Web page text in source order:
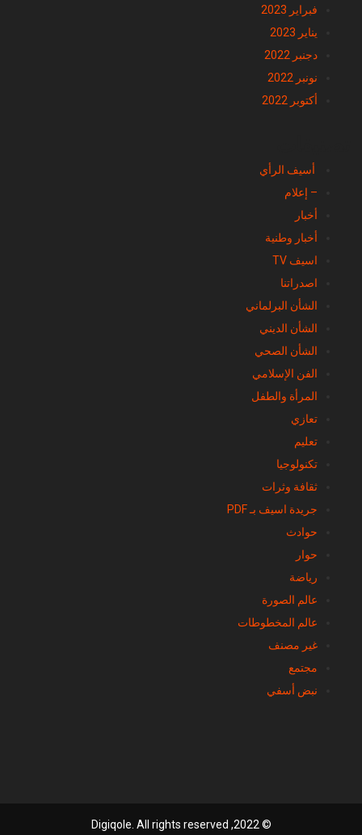
فبراير 2023
يناير 2023
دجنبر 2022
نونبر 2022
أكتوبر 2022
أسيف الرأي
– إعلام
أخبار
أخبار وطنية
اسيف TV
اصدراتنا
الشأن البرلماني
الشأن الديني
الشأن الصحي
الفن الإسلامي
المرأة والطفل
تعازي
تعليم
تكنولوجيا
ثقافة وثرات
جريدة اسيف بـ PDF
حوادث
حوار
رياضة
عالم الصورة
عالم المخطوطات
غير مصنف
مجتمع
نبض أسفي
© 2022, Digiqole. All rights reserved